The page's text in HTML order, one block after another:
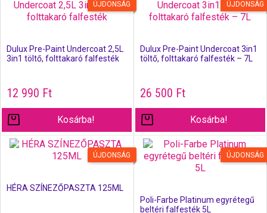
ÚJDONSÁG
Dulux Pre-Paint Undercoat 2,5L
3in1 töltő, folttakaró falfesték
12 990 Ft
Kosárba!
ÚJDONSÁG
Dulux Pre-Paint Undercoat 3in1
töltő, folttakaró falfesték – 7L
26 500 Ft
Kosárba!
ÚJDONSÁG
HÉRA SZÍNEZŐPASZTA 125ML
ÚJDONSÁG
Poli-Farbe Platinum egyrétegű
beltéri falfesték 5L